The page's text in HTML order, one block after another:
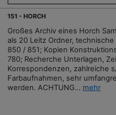
151 - HORCH
Großes Archiv eines Horch
als 20 Leitz Ordner,
850 / 851; Kopien
780; Recherche Unterlagen,
Korrespondenzen, zahlreiche
Farbaufnahmen, sehr
werden. ACHTUNG... mehr